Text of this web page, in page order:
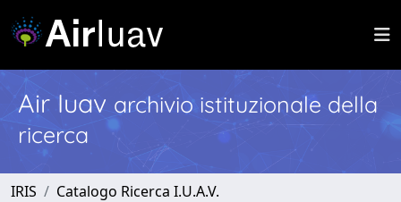
Air Iuav archivio istituzionale della
ricerca
IRIS
Catalogo Ricerca I.U.A.V.